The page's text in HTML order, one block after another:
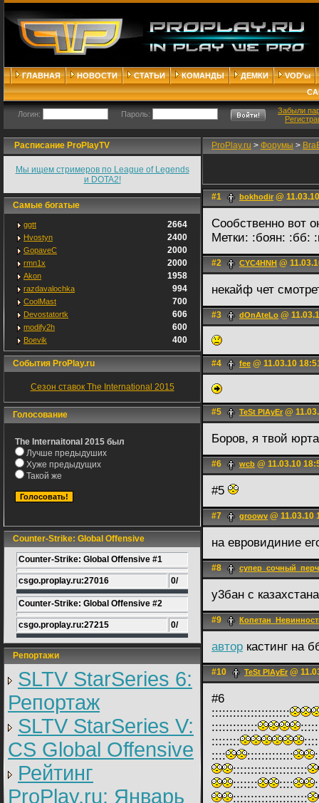
ГЛАВНАЯ НОВОСТИ СТАТЬИ КОМАНДЫ ДЕМКИ
VOD'ы
Логин: Пароль:
Забыли
Расписание ProPlayTV
Мы ищем стримеров по League of Legends
и DOTA2!
Самые богатые
ggtt 2664
Hvostyn 2400
GopaveC 2000
rmn1x 2000
Akon 1958
razdavalochka 994
CoolMast 700
Devostatortk 606
modify2h 600
Boevik 400
События ProPlay.ru
Сезон ставок The International 2015
Голосование
The Internaitonal 2015 был
Лучше предыдуших
Хуже предыдущих
Такой же
Counter-Strike: Global Offensive
Counter-Strike: Global Offensive #1
csgo.proplay.ru:27016 0/
Counter-Strike: Global Offensive #2
csgo.proplay.ru:27215 0/
Репортажи
SLTV StarSeries 6:
Репортаж
SLTV StarSeries V:
CS Global Offensive
Рейтинг
ProPlay.ru: Январь
ProPlay.ru > Форумы >
#1 bokhodir @
Сообственно вот
Метки: :боян: :бб:
#2 CYC4HNH @
некайф чет
#3 dOnAteLo @
#4 fee @ 11.03.10
#5 TeSt PlAyEr @
Боров, я твой
#6 wcb @ 11.03.10
#5
#7 groowv @ 11.03.10
на евровидиние
#8
у3бан с
#9
автор кастинг на
#10 TeSt PlAyEr @
#6
::::::::::::::::::::::
:::::::::::::
::::::::
::::
:::::::::::::
:::::::::::::::::::::
:::::::
::::
:::::::::::::::::::::